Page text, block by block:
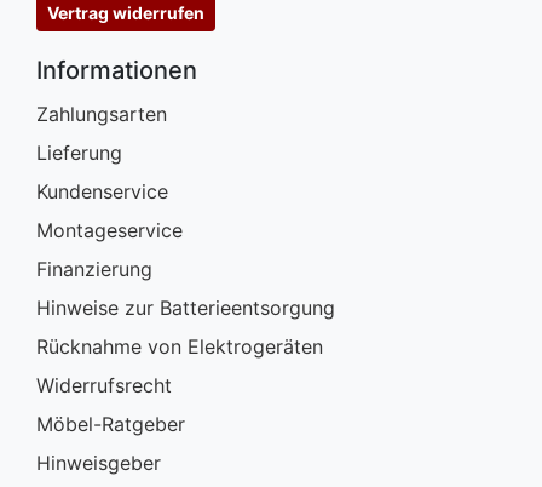
Vertrag widerrufen
Informationen
Zahlungsarten
Lieferung
Kundenservice
Montageservice
Finanzierung
Hinweise zur Batterieentsorgung
Rücknahme von Elektrogeräten
Widerrufsrecht
Möbel-Ratgeber
Hinweisgeber